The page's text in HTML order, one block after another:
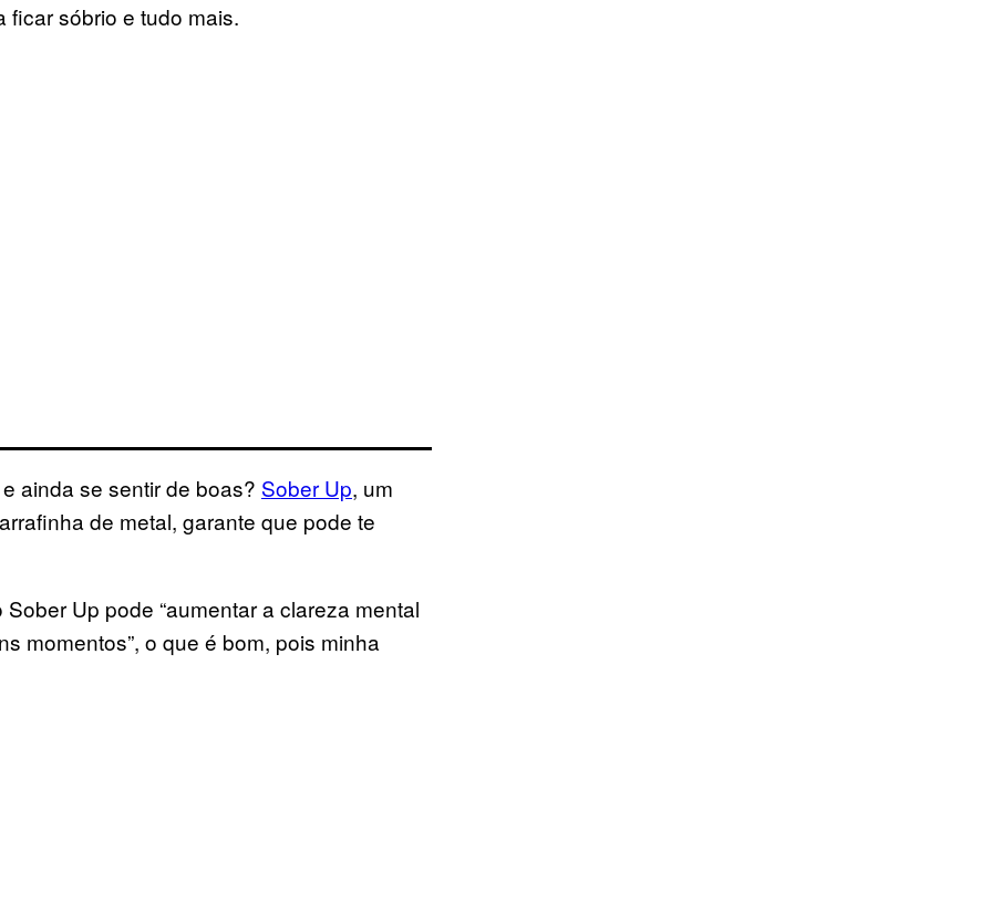
ficar sóbrio e tudo mais.
ainda se sentir de boas? Sober Up, um
de metal, garante que pode te
Up pode “aumentar a clareza mental
momentos”, o que é bom, pois minha